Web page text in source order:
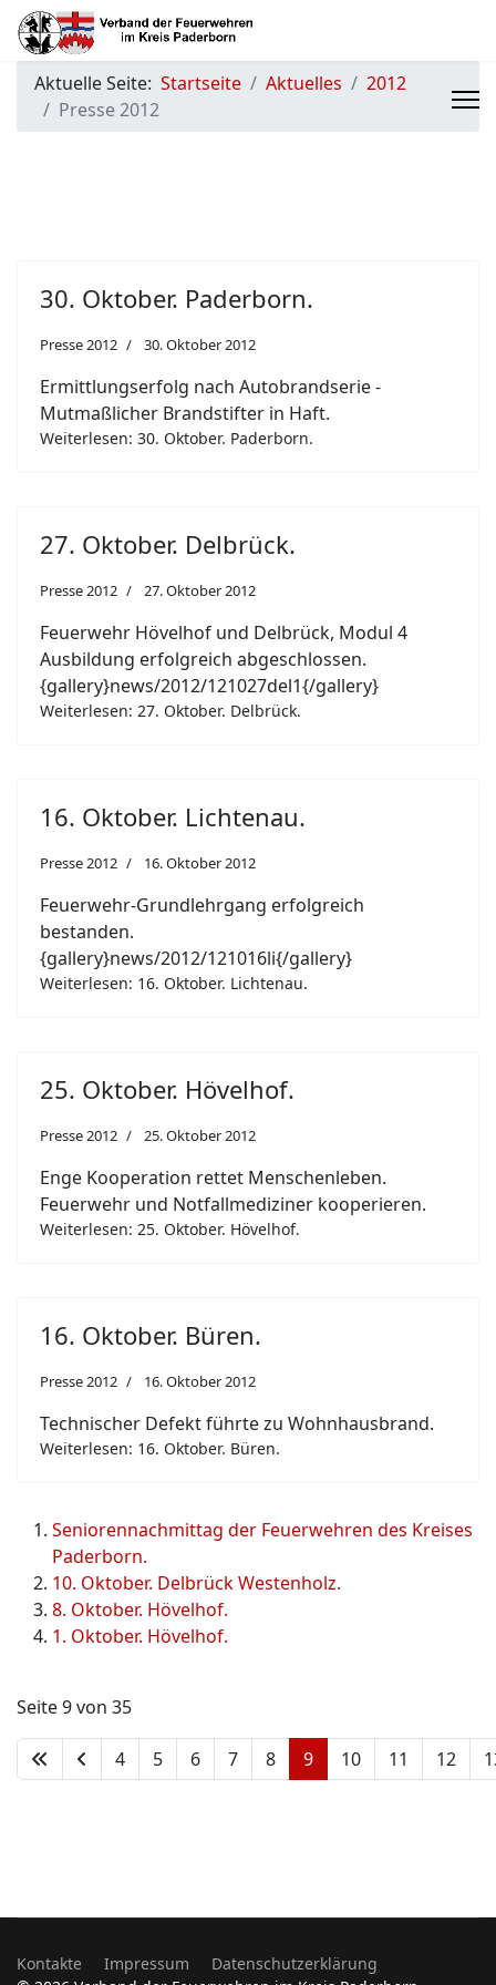
Aktuelle Seite: Startseite Aktuelles
2012
Presse 2012
30. Oktober. Paderborn.
Presse 2012 30. Oktober 2012
Ermittlungserfolg nach Autobrandserie -
Mutmaßlicher Brandstifter in Haft.
Weiterlesen: 30. Oktober. Paderborn.
27. Oktober. Delbrück.
Presse 2012 27. Oktober 2012
Feuerwehr Hövelhof und Delbrück, Modul 4
Ausbildung erfolgreich abgeschlossen.
{gallery}news/2012/121027del1{/gallery}
Weiterlesen: 27. Oktober. Delbrück.
16. Oktober. Lichtenau.
Presse 2012 16. Oktober 2012
Feuerwehr-Grundlehrgang erfolgreich
bestanden.
{gallery}news/2012/121016li{/gallery}
Weiterlesen: 16. Oktober. Lichtenau.
25. Oktober. Hövelhof.
Presse 2012 25. Oktober 2012
Enge Kooperation rettet Menschenleben.
Feuerwehr und Notfallmediziner kooperieren.
Weiterlesen: 25. Oktober. Hövelhof.
16. Oktober. Büren.
Presse 2012 16. Oktober 2012
Technischer Defekt führte zu Wohnhausbrand.
Weiterlesen: 16. Oktober. Büren.
Seniorennachmittag der Feuerwehren des Kreises
Paderborn.
10. Oktober. Delbrück Westenholz.
8. Oktober. Hövelhof.
1. Oktober. Hövelhof.
Seite 9 von 35
4 5 6 7 8 9 10 11 12
Kontakte Impressum
Datenschutzerklärung